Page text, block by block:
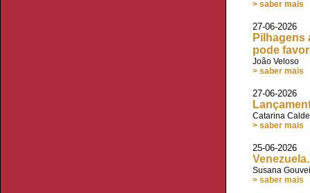
> saber mais
27-06-
Pilhagens
pode
João Veloso
> saber mais
27-06-2026
Catarina
> saber mais
25-06-
Susana
> saber mais